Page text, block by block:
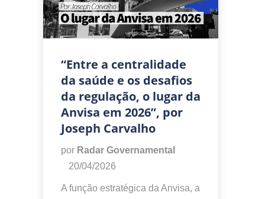
“Entre a centralidade
da saúde e os desafios
da regulação, o lugar da
Anvisa em 2026”, por
Joseph Carvalho
por Radar Governamental
20/04/2026
A função estratégica da Anvisa, a